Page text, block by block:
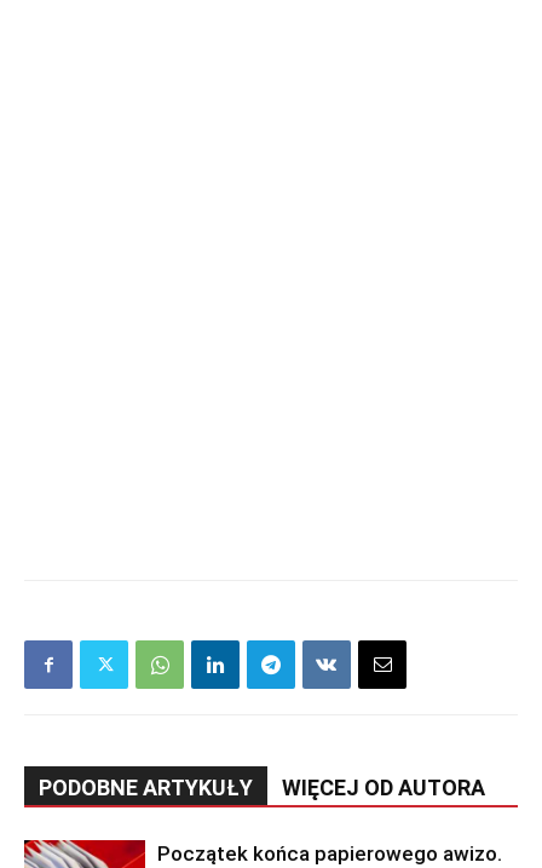
PODOBNE ARTYKUŁY WIĘCEJ OD AUTORA
Początek końca papierowego awizo.